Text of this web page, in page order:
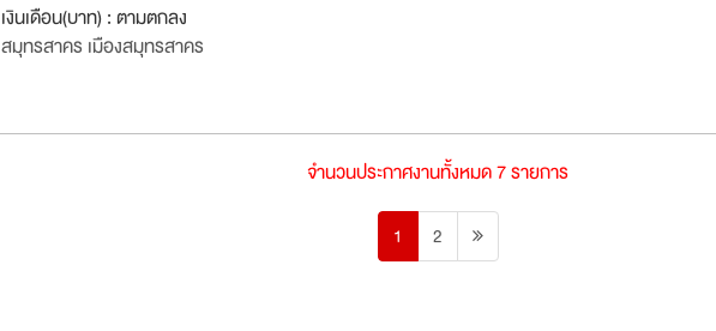
เงินเดือน(บาท) : ตามตกลง
สมุทรสาคร เมืองสมุทรสาคร
จำนวนประกาศงานทั้งหมด 7 รายการ
1 2